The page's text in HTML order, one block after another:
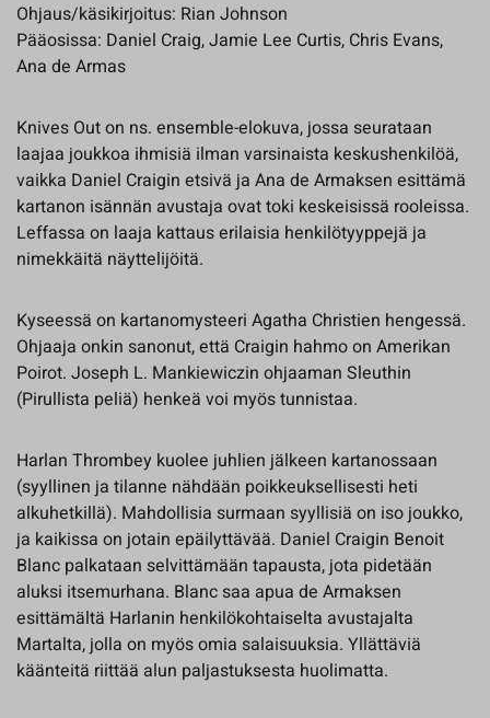
Ohjaus/käsikirjoitus: Rian Johnson
Pääosissa: Daniel Craig, Jamie Lee Curtis, Chris Evans,
Ana de Armas
Knives Out on ns. ensemble-elokuva, jossa seurataan
laajaa joukkoa ihmisiä ilman varsinaista keskushenkilöä,
vaikka Daniel Craigin etsivä ja Ana de Armaksen esittämä
kartanon isännän avustaja ovat toki keskeisissä rooleissa.
Leffassa on laaja kattaus erilaisia henkilötyyppejä ja
nimekkäitä näyttelijöitä.
Kyseessä on kartanomysteeri Agatha Christien hengessä.
Ohjaaja onkin sanonut, että Craigin hahmo on Amerikan
Poirot. Joseph L. Mankiewiczin ohjaaman Sleuthin
(Pirullista peliä) henkeä voi myös tunnistaa.
Harlan Thrombey kuolee juhlien jälkeen kartanossaan
(syyllinen ja tilanne nähdään poikkeuksellisesti heti
alkuhetkillä). Mahdollisia surmaan syyllisiä on iso joukko,
ja kaikissa on jotain epäilyttävää. Daniel Craigin Benoit
Blanc palkataan selvittämään tapausta, jota pidetään
aluksi itsemurhana. Blanc saa apua de Armaksen
esittämältä Harlanin henkilökohtaiselta avustajalta
Martalta, jolla on myös omia salaisuuksia. Yllättäviä
käänteitä riittää alun paljastuksesta huolimatta.